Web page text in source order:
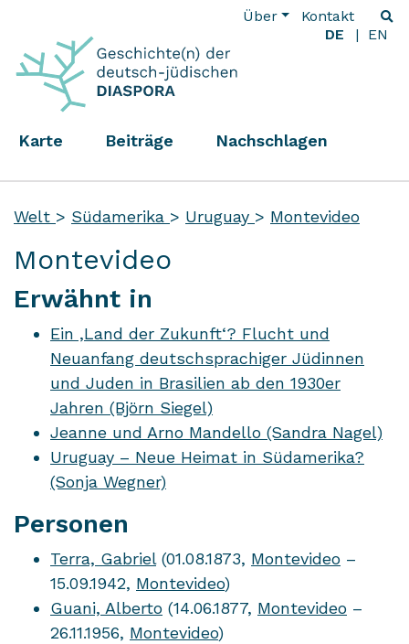
Über
Kontakt
DE
EN
Karte Beiträge Nachschlagen
Welt > Südamerika > Uruguay > Montevideo
Montevideo
Erwähnt in
Ein ‚Land der Zukunft‘? Flucht und
Neuanfang deutschsprachiger Jüdinnen
und Juden in Brasilien ab den 1930er
Jahren (Björn Siegel)
Jeanne und Arno Mandello (Sandra Nagel)
Uruguay – Neue Heimat in Südamerika?
(Sonja Wegner)
Personen
Terra, Gabriel(01.08.1873, Montevideo –
15.09.1942, Montevideo)
Guani, Alberto (14.06.1877, Montevideo –
26.11.1956, Montevideo)